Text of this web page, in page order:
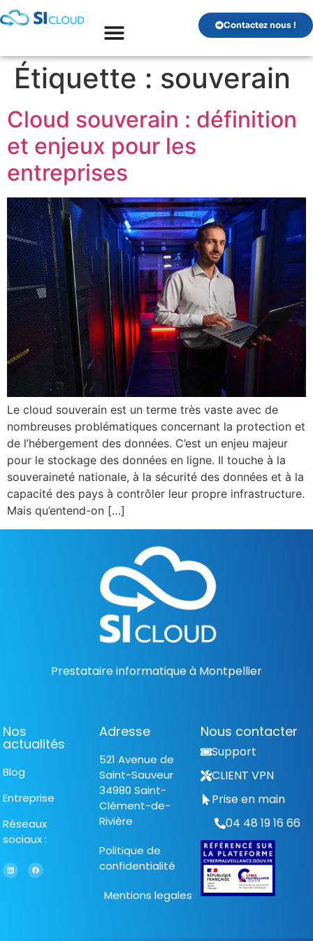
Contactez nous !
Étiquette : souverain
Cloud souverain : définition
et enjeux pour les
entreprises
Le cloud souverain est un terme très vaste avec de
nombreuses problématiques concernant la protection et
de l’hébergement des données. C’est un enjeu majeur
pour le stockage des données en ligne. Il touche à la
souveraineté nationale, à la sécurité des données et à la
capacité des pays à contrôler leur propre infrastructure.
Mais qu’entend-on […]
Prestataire informatique à Montpellier
Nos
actualités
Blog
Entreprise
Réseaux
sociaux :
Adresse
521 Avenue de
Saint-Sauveur
34980 Saint-
Clément-de-
Rivière
Politique de
confidentialité
Mentions legales
Nous contacter
Support
CLIENT VPN
Prise en main
04 48 19 16 66